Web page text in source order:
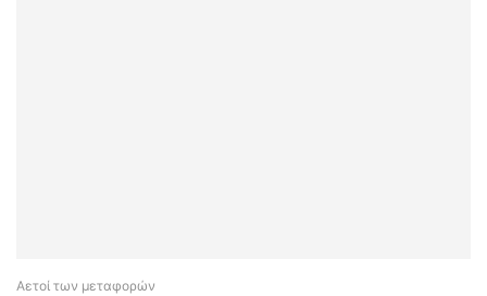
Αετοί των μεταφορών